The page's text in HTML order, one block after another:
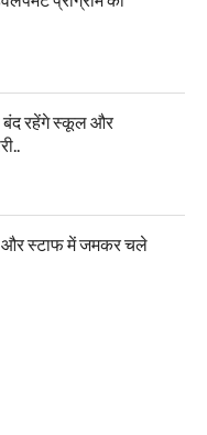
बंद रहेंगे स्कूल और
और स्टाफ में जमकर चले